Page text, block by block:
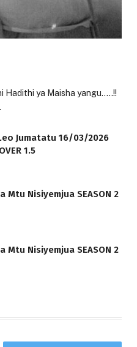
Hadithi ya Maisha yangu…..!!
Jumatatu 16/03/2026
1.5
Mtu Nisiyemjua SEASON 2
Mtu Nisiyemjua SEASON 2